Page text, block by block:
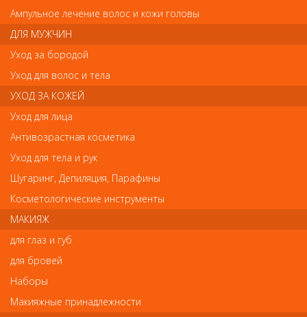
45 р.-
В закладки
Ванночка выполненная из высококачественного материала.
Предназначена для снятия искусственного покрытия.
Предполагает погружение в жидкость каждого пальца (пять
ниш). Имеет компактные размеры и привлекательный внешний
вид. Незаменима в работе мастера по маникюру.Ванночка
предназначена для многоразового использования. Может
обрабатываться дезинфицирующими средствами
Отзывы
Ампульное лечение волос и кожи головы
ДЛЯ МУЖЧИН
Уход за бородой
Уход для волос и тела
УХОД ЗА КОЖЕЙ
Уход для лица
Антивозрастная косметика
Уход для тела и рук
Шугаринг, Депиляция, Парафины
Косметологические инструменты
МАКИЯЖ
для глаз и губ
для бровей
Наборы
Макияжные принадлежности